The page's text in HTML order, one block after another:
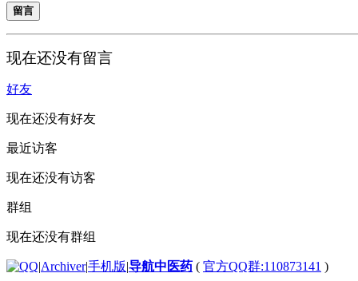
留言
现在还没有留言
好友
现在还没有好友
最近访客
现在还没有访客
群组
现在还没有群组
|Archiver|手机版|导航中医药 ( 官方QQ群:110873141 )